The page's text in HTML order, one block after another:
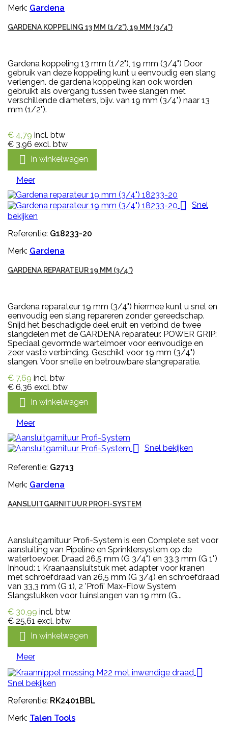
Merk: Gardena
GARDENA KOPPELING 13 MM (1/2"), 19 MM (3/4")
Gardena koppeling 13 mm (1/2"), 19 mm (3/4") Door
gebruik van deze koppeling kunt u eenvoudig een slang
verlengen. de gardena koppeling kan ook worden
gebruikt als overgang tussen twee slangen met
verschillende diameters, bijv. van 19 mm (3/4") naar 13
mm (1/2").
€ 4,79 incl. btw
€ 3,96 excl. btw
 In winkelwagen
Meer
 Snel
bekijken
Referentie: G18233-20
Merk: Gardena
GARDENA REPARATEUR 19 MM (3/4")
Gardena reparateur 19 mm (3/4") hiermee kunt u snel en
eenvoudig een slang repareren zonder gereedschap.
Snijd het beschadigde deel eruit en verbind de twee
slangdelen met de GARDENA reparateur. POWER GRIP:
Speciaal gevormde wartelmoer voor eenvoudige en
zeer vaste verbinding. Geschikt voor 19 mm (3/4")
slangen. Voor snelle en betrouwbare slangreparatie.
€ 7,69 incl. btw
€ 6,36 excl. btw
 In winkelwagen
Meer
 Snel bekijken
Referentie: G2713
Merk: Gardena
AANSLUITGARNITUUR PROFI-SYSTEM
Aansluitgarnituur Profi-System is een Complete set voor
aansluiting van Pipeline en Sprinklersystem op de
watertoevoer. Draad 26.5 mm (G 3/4") en 33.3 mm (G 1")
Inhoud: 1 Kraanaansluitstuk met adapter voor kranen
met schroefdraad van 26,5 mm (G 3/4) en schroefdraad
van 33,3 mm (G 1), 2 'Profi' Max-Flow System
Slangstukken voor tuinslangen van 19 mm (G...
€ 30,99 incl. btw
€ 25,61 excl. btw
 In winkelwagen
Meer

Snel bekijken
Referentie: RK2401BBL
Merk: Talen Tools